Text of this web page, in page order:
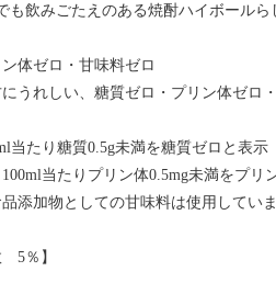
も飲みごたえのある焼酎ハイボールら
体ゼロ・甘味料ゼロ
うれしい、糖質ゼロ・プリン体ゼロ
当たり糖質0.5g未満を糖質ゼロと表示
当たりプリン体0.5mg未満をプリ
添加物としての甘味料は使用してい
5％】